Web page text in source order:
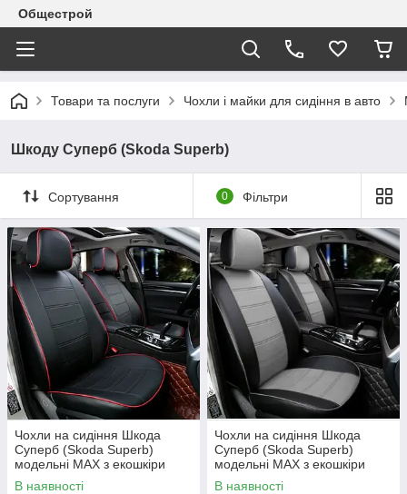
Общестрой
Товари та послуги Чохли і майки для сидіння в авто
Шкоду Суперб (Skoda Superb)
Сортування 0 Фільтри
Чохли на сидіння Шкода
Суперб (Skoda Superb)
модельні MAX з екошкіри
В наявності
Чохли на сидіння Шкода
Суперб (Skoda Superb)
модельні MAX з екошкіри
Чорно-сірий, графіт
В наявності